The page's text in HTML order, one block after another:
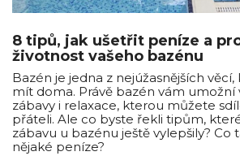
8 tipů, jak ušetřit peníze a
životnost vašeho bazénu
Bazén je jedna z nejúžasnějších
mít doma. Právě bazén vám umožní
zábavy i relaxace, kterou můžete
přáteli. Ale co byste řekli tipům,
zábavu u bazénu ještě vylepšily? Co
nějaké peníze?